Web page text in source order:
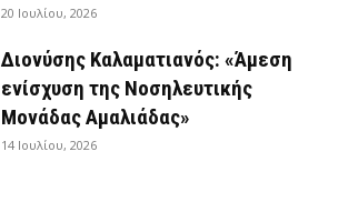
20 Ιουλίου, 2026
Διονύσης Καλαματιανός: «Άμεση
ενίσχυση της Νοσηλευτικής
Μονάδας Αμαλιάδας»
14 Ιουλίου, 2026